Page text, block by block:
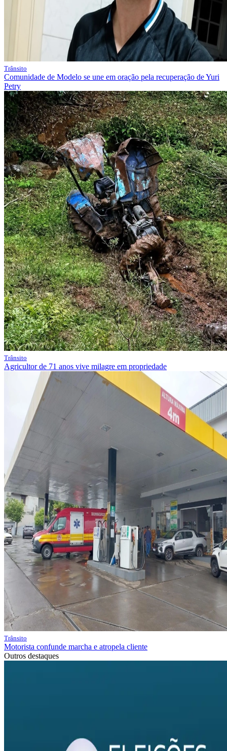
Trânsito
Comunidade de Modelo se une em oração pela recuperação de Yuri
Petry
Trânsito
Agricultor de 71 anos vive milagre em propriedade
Trânsito
Motorista confunde marcha e atropela cliente
Outros destaques